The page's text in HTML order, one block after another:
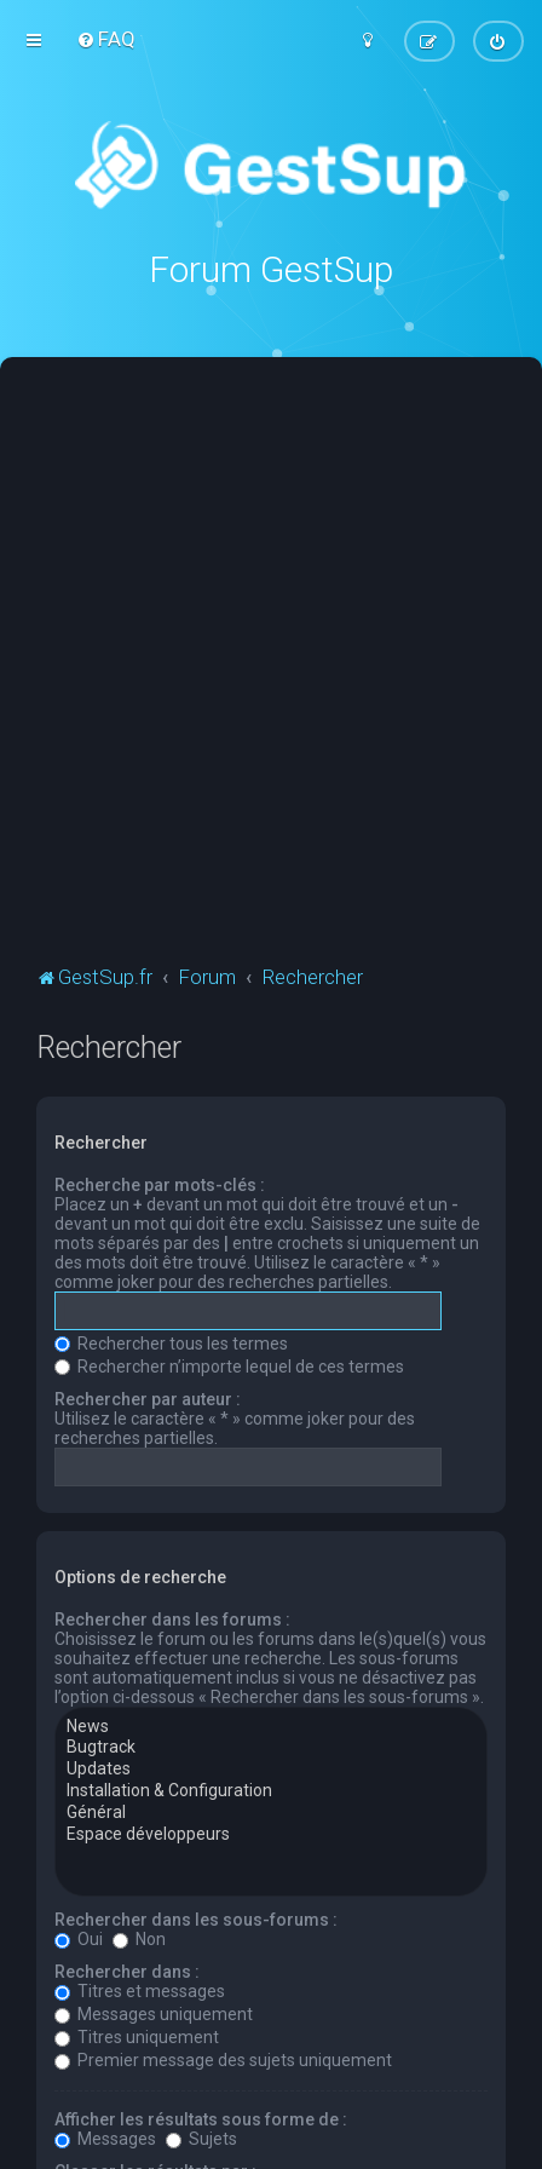
FAQ
Forum GestSup
GestSup.fr Forum Rechercher
Rechercher
Rechercher
Recherche par mots-clés :
Placez un + devant un mot qui doit être trouvé et un -
devant un mot qui doit être exclu. Saisissez une suite de
mots séparés par des
entre crochets si uniquement un
des mots doit être trouvé. Utilisez le caractère « * »
comme joker pour des recherches partielles.
Rechercher tous les termes
Rechercher n’importe lequel de ces termes
Rechercher par auteur :
Utilisez le caractère « * » comme joker pour des
recherches partielles.
Options de recherche
Rechercher dans les forums :
Choisissez le forum ou les forums dans le(s)quel(s) vous
souhaitez effectuer une recherche. Les sous-forums
sont automatiquement inclus si vous ne désactivez pas
l’option ci-dessous « Rechercher dans les sous-forums ».
Rechercher dans les sous-forums :
Oui
Non
Rechercher dans :
Titres et messages
Messages uniquement
Titres uniquement
Premier message des sujets uniquement
Afficher les résultats sous forme de :
Messages
Sujets